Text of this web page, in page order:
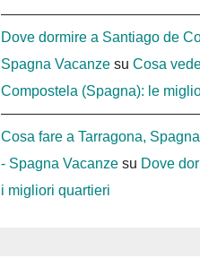
Dove dormire a Santiago de
Spagna Vacanze suCosa
Compostela (Spagna): le
Cosa fare a Tarragona,
- Spagna Vacanze su Dove
i migliori quartieri